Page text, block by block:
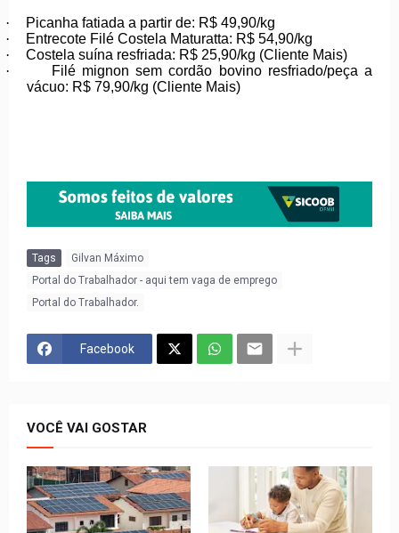
·
Picanha fatiada a partir de: R$ 49,90/kg
·
Entrecote Filé Costela Maturatta: R$ 54,90/kg
·
Costela suína resfriada: R$ 25,90/kg (Cliente Mais)
·
Filé mignon sem cordão bovino resfriado/peça a
vácuo: R$ 79,90/kg (Cliente Mais)
Tags
Gilvan Máximo
Portal do Trabalhador - aqui tem vaga de emprego
Portal do Trabalhador.
Facebook
VOCÊ VAI GOSTAR